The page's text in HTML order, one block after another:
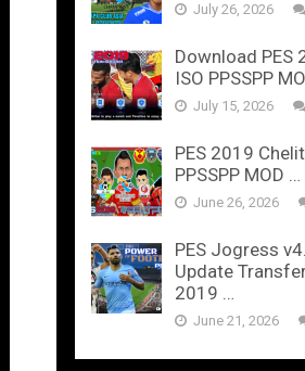
July 26, 2026
Download PES
ISO PPSSPP
July 15, 2026
PES 2019
PPSSPP MOD …
June 26, 2026
PES Jogress
Update
2019 …
June 21, 2026